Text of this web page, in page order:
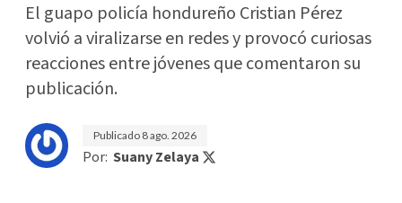
El guapo policía hondureño Cristian Pérez
volvió a viralizarse en redes y provocó curiosas
reacciones entre jóvenes que comentaron su
publicación.
Publicado 8 ago. 2026
Por: Suany Zelaya